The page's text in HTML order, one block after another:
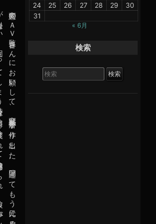
変
態
の
Ａ
Ｖ
監
督
さ
ん
に
お
願
い
し
て
、
変
態
科
学
者
が
作
り
出
し
た
、
間
違
っ
て
も
う
元
に
戻
る
事
が
出
来
な
い
、
固
ま
っ
て
し
ま
う
特
殊
な
塗
料
を
塗
装
さ
れ
て
全
身
固
め
ら
れ
、
戻
る
事
が
出
来
な
い
な
ん
て
知
ら
な
か
っ
た
か
ら
、
自
ら
の
意
志
で
、
目
の
中
と
、
口
の
中
に
ま
で
入
れ
て
し
ま
い
、
も
う
完
全
に
動
け
な
く
な
っ
て
、
リ
ア
ル
な
マ
ネ
キ
ン
の
様
に
さ
せ
ら
れ
て
、
廃
棄
さ
れ
、
今
は
ノ
ー
パ
ン
状
態
で
、
ス
カ
ー
ト
の
中
は
濡
れ
濡
れ
の
性
器
丸
出
し
で
、
わ
た
し
の
住
ん
で
い
る
近
所
の
洋
服
店
の
シ
ョ
ー
ウ
ィ
ン
ド
に
か
ざ
ら
れ
、
隣
の
ク
ラ
ス
の
人
に
気
が
つ
か
れ
て
・
・
・
24
25 26 27 28 29
30
31
« 6月
検索
索
象: